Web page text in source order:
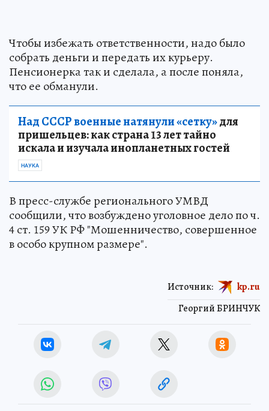
Чтобы избежать ответственности, надо было
собрать деньги и передать их курьеру.
Пенсионерка так и сделала, а после поняла,
что ее обманули.
Над СССР военные натянули «сетку»для
пришельцев: как страна 13 лет тайно
искала и изучала инопланетных гостей
НАУКА
В пресс-службе регионального УМВД
сообщили, что возбуждено уголовное дело по ч.
4 ст. 159 УК РФ "Мошенничество, совершенное
в особо крупном размере".
Георгий БРИНЧУК
Источник: kp.ru